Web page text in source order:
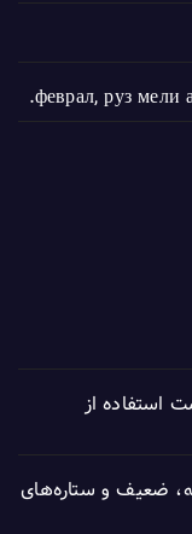
استفاده از
ضعیف و ستاره‌های